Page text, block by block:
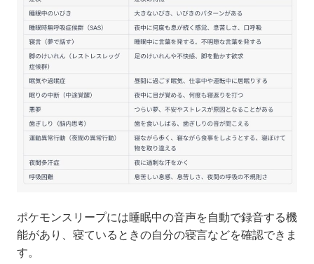
ポケモンスリープには睡眠中の音声を自動で録音する機
能があり、寝ているときの自分の寝言などを確認できま
す。